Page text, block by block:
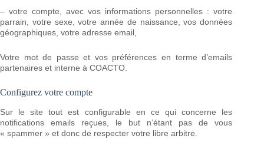
– votre compte, avec vos informations personnelles : votre
parrain, votre sexe, votre année de naissance, vos données
géographiques, votre adresse email,
Votre mot de passe et vos préférences en terme d’emails
partenaires et interne à COACTO.
Configurez votre compte
Sur le site tout est configurable en ce qui concerne les
notifications emails reçues, le but n’étant pas de vous
« spammer » et donc de respecter votre libre arbitre.